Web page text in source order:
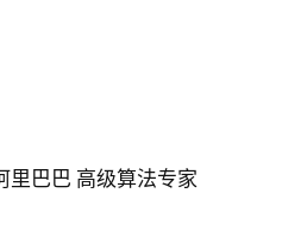
里巴巴 高级算法专家